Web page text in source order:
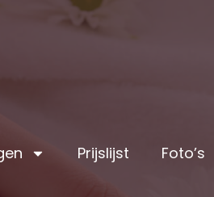
Prijslijst Foto’s